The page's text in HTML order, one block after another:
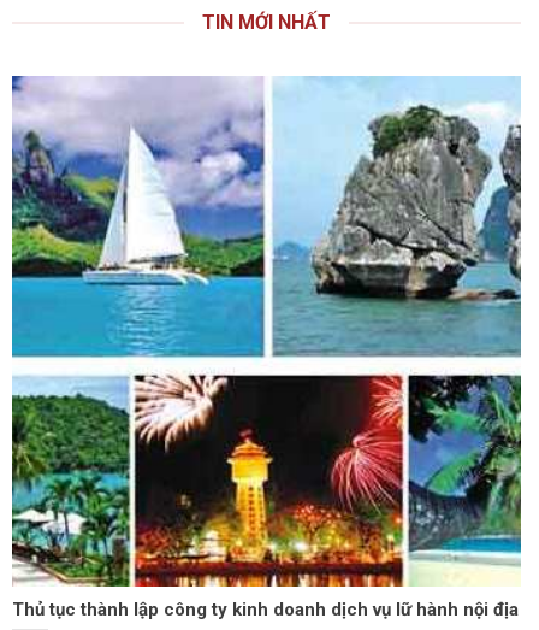
TIN MỚI NHẤT
Thủ tục thành lập công ty kinh doanh dịch vụ lữ hành nội địa